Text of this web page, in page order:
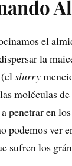
el
la
(elslurry
moléculas
penetrar en
podemos ver
sufren los